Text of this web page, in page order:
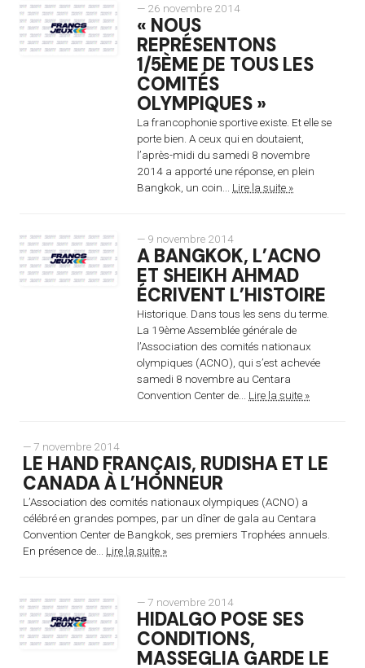
— 26 novembre 2014
« NOUS
REPRÉSENTONS
1/5ÈME DE TOUS LES
COMITÉS
OLYMPIQUES »
La francophonie sportive existe. Et elle se
porte bien. A ceux qui en doutaient,
l’après-midi du samedi 8 novembre
2014 a apporté une réponse, en plein
Bangkok, un coin... Lire la suite »
— 9 novembre 2014
A BANGKOK, L’ACNO
ET SHEIKH AHMAD
ÉCRIVENT L’HISTOIRE
Historique. Dans tous les sens du terme.
La 19ème Assemblée générale de
l’Association des comités nationaux
olympiques (ACNO), qui s’est achevée
samedi 8 novembre au Centara
Convention Center de... Lire la suite »
— 7 novembre 2014
LE HAND FRANÇAIS, RUDISHA ET LE
CANADA À L’HONNEUR
L’Association des comités nationaux olympiques (ACNO) a
célébré en grandes pompes, par un dîner de gala au Centara
Convention Center de Bangkok, ses premiers Trophées annuels.
En présence de... Lire la suite »
— 7 novembre 2014
HIDALGO POSE SES
CONDITIONS,
MASSEGLIA GARDE LE